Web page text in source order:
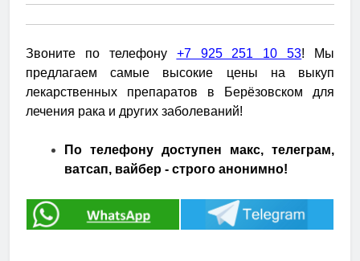
Звоните по телефону +7 925 251 10 53! Мы
предлагаем самые высокие цены на выкуп
лекарственных препаратов в Берёзовском для
лечения рака и других заболеваний!
По телефону доступен макс, телеграм,
ватсап, вайбер - строго анонимно!